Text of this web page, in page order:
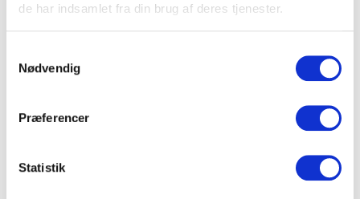
de har indsamlet fra din brug af deres tjenester.
Nødvendig
Præferencer
Statistik
overnatning
Transporten er en af Sønderjyllands store styrker.
adgang fra resten af Jylland og den dansk-tyske
grænse. Togforbindelser binder blandt andet